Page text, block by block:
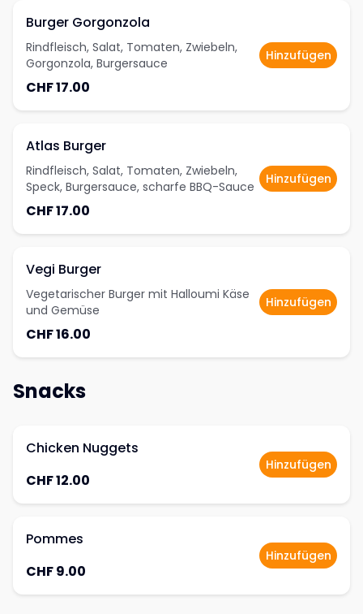
Burger Gorgonzola
Rindfleisch, Salat, Tomaten, Zwiebeln,
Gorgonzola, Burgersauce
CHF 17.00
Hinzufügen
Atlas Burger
Rindfleisch, Salat, Tomaten, Zwiebeln,
Speck, Burgersauce, scharfe BBQ-Sauce
CHF 17.00
Hinzufügen
Vegi Burger
Vegetarischer Burger mit Halloumi Käse
und Gemüse
CHF 16.00
Hinzufügen
Snacks
Chicken Nuggets
CHF 12.00
Hinzufügen
Pommes
CHF 9.00
Hinzufügen